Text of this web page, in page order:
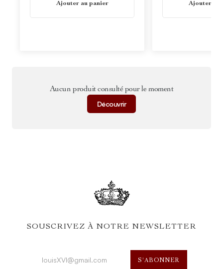
Ajouter au panier Ajouter au
Aucun produit consulté pour le moment
Découvrir
SOUSCRIVEZ À NOTRE NEWSLETTER